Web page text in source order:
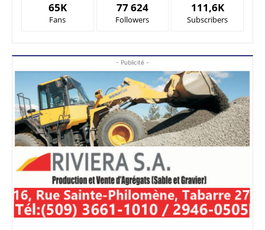
65K
Fans
77 624
Followers
111,6K
Subscribers
- Publicité -